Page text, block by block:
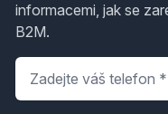
informacemi, jak se
B2M.
Telefon